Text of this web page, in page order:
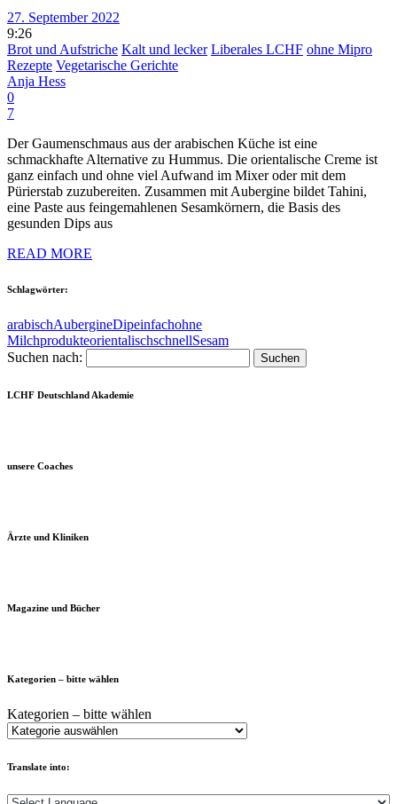
27. September 2022
9:26
Brot und Aufstriche Kalt und lecker Liberales LCHF ohne Mipro
Rezepte Vegetarische Gerichte
Anja Hess
0
7
Der Gaumenschmaus aus der arabischen Küche ist eine
schmackhafte Alternative zu Hummus. Die orientalische Creme ist
ganz einfach und ohne viel Aufwand im Mixer oder mit dem
Pürierstab zuzubereiten. Zusammen mit Aubergine bildet Tahini,
eine Paste aus feingemahlenen Sesamkörnern, die Basis des
gesunden Dips aus
READ MORE
Schlagwörter:
arabischAubergineDipeinfachohne
MilchprodukteorientalischschnellSesam
Suchen nach:
LCHF Deutschland Akademie
unsere Coaches
Ärzte und Kliniken
Magazine und Bücher
Kategorien – bitte wählen
Kategorien – bitte wählen
Translate into: